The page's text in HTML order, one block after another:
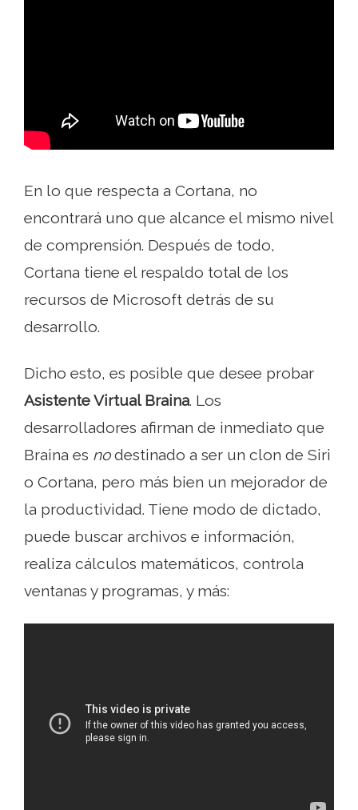
En lo que respecta a Cortana, no
encontrará uno que alcance el mismo nivel
de comprensión. Después de todo,
Cortana tiene el respaldo total de los
recursos de Microsoft detrás de su
desarrollo.
Dicho esto, es posible que desee probar
Asistente Virtual Braina. Los
desarrolladores afirman de inmediato que
Braina es nodestinado a ser un clon de Siri
o Cortana, pero más bien un mejorador de
la productividad. Tiene modo de dictado,
puede buscar archivos e información,
realiza cálculos matemáticos, controla
ventanas y programas, y más: